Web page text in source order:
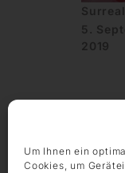
Um Ihnen ein
Cookies, um
5.
2019